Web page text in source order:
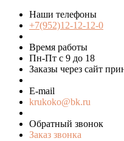
Наши телефоны
+7(952)12-12-12-0
Время работы
Пн-Пт с 9 до 18
Заказы через сайт
E-mail
krukoko@bk.ru
Обратный звонок
Заказ звонка